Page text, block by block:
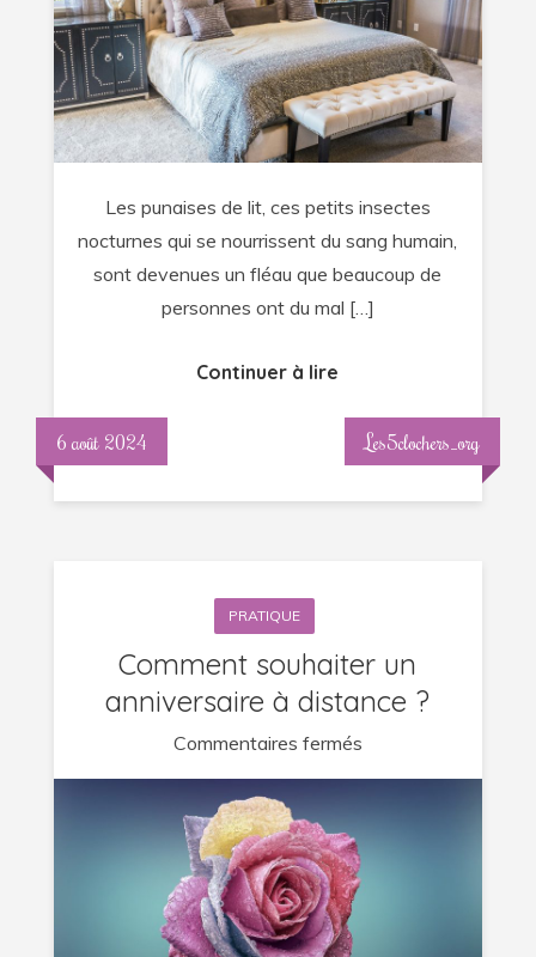
faire
appel
à
des
professionnels
lutter
contre
les
punaises
?
Les punaises de lit, ces petits insectes
nocturnes qui se nourrissent du sang humain,
sont devenues un fléau que beaucoup de
personnes ont du mal […]
Continuer à lire
6 août 2024 Les5clochers_org
PRATIQUE
Comment souhaiter un
anniversaire à distance ?
Commentaires ferméssur
Comment
anniversaire